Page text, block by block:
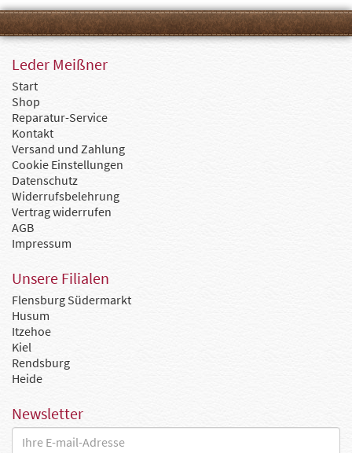
Leder Meißner
Start
Shop
Reparatur-Service
Kontakt
Versand und Zahlung
Cookie Einstellungen
Datenschutz
Widerrufsbelehrung
Vertrag widerrufen
AGB
Impressum
Unsere Filialen
Flensburg Südermarkt
Husum
Itzehoe
Kiel
Rendsburg
Heide
Newsletter